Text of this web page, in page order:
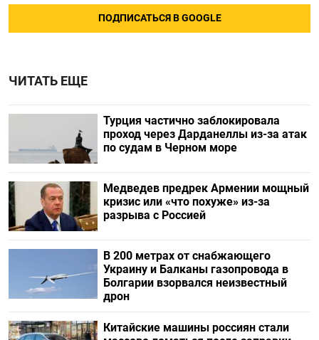
ПОДПИСАТЬСЯ В GOOGLE
ЧИТАТЬ ЕЩЕ
Турция частично заблокировала
проход через Дарданеллы из-за атак
по судам в Черном море
Медведев предрек Армении мощный
кризис или «что похуже» из-за
разрыва с Россией
В 200 метрах от снабжающего
Украину и Балканы газопровода в
Болгарии взорвался неизвестный
дрон
Китайские машины россиян стали